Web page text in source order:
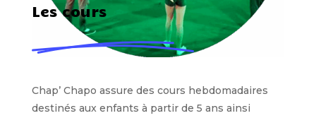
Les cours
Chap’ Chapo assure des cours hebdomadaires
destinés aux enfants à partir de 5 ans ainsi